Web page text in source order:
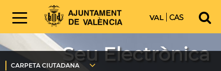
VAL CAS
Seu Electrònica